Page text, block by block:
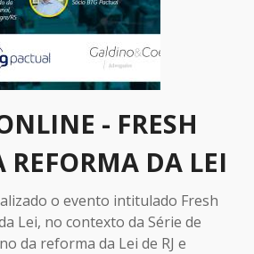
- FRESH
REFORMA DA LEI
o evento intitulado Fresh
Lei, no contexto da Série de
da reforma da Lei de RJ e